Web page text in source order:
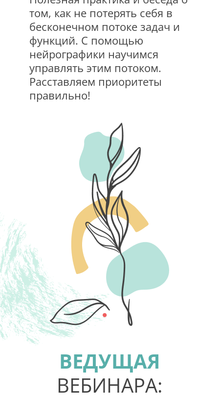
том, как не потерять себя в
бесконечном потоке задач и
функций. С помощью
нейрографики научимся
управлять этим потоком.
Расставляем приоритеты
правильно!
ВЕДУЩАЯ
ВЕБИНАРА: